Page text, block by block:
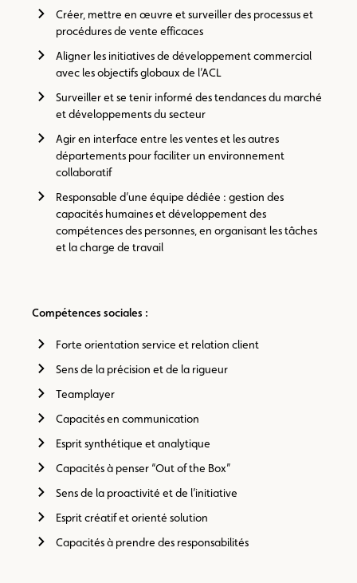
Créer, mettre en œuvre et surveiller des processus et
procédures de vente efficaces
Aligner les initiatives de développement commercial
avec les objectifs globaux de l’ACL
Surveiller et se tenir informé des tendances du marché
et développements du secteur
Agir en interface entre les ventes et les autres
départements pour faciliter un environnement
collaboratif
Responsable d’une équipe dédiée : gestion des
capacités humaines et développement des
compétences des personnes, en organisant les tâches
et la charge de travail
Compétences sociales :
Forte orientation service et relation client
Sens de la précision et de la rigueur
Teamplayer
Capacités en communication
Esprit synthétique et analytique
Capacités à penser “Out of the Box”
Sens de la proactivité et de l’initiative
Esprit créatif et orienté solution
Capacités à prendre des responsabilités